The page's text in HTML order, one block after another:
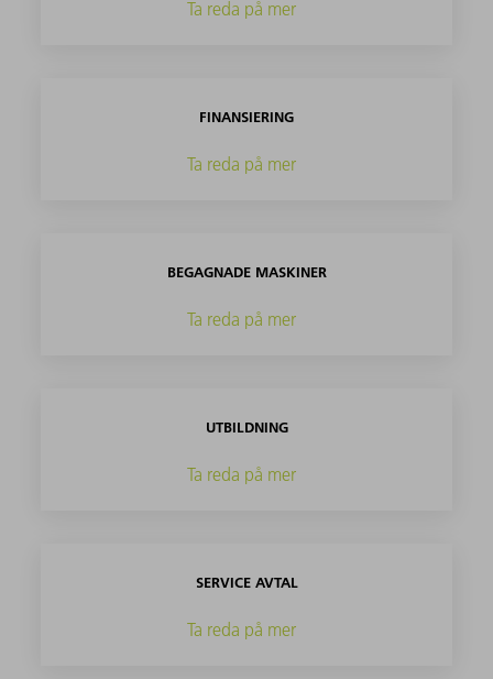
Ta reda på mer
FINANSIERING
Ta reda på mer
BEGAGNADE MASKINER
Ta reda på mer
UTBILDNING
Ta reda på mer
SERVICE AVTAL
Ta reda på mer